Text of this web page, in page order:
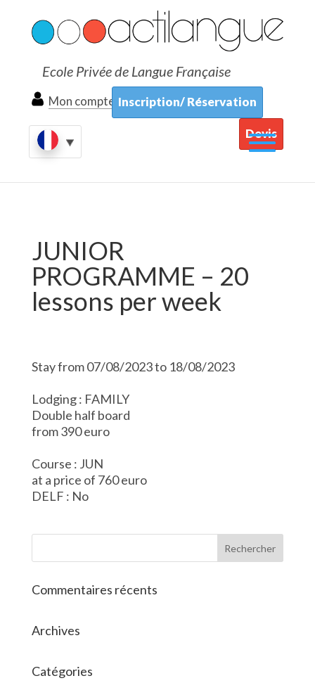
Ecole Privée de Langue Française
Mon compte Inscription/ Réservation
Devis
JUNIOR
PROGRAMME – 20
lessons per week
Stay from 07/08/2023 to 18/08/2023
Lodging : FAMILY
Double half board
from 390 euro
Course : JUN
at a price of 760 euro
DELF : No
Commentaires récents
Archives
Catégories